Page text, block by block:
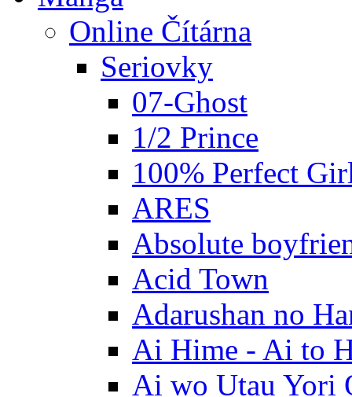
Online Čítárna
Seriovky
07-Ghost
1/2 Prince
100% Perfect
ARES
Absolute
Acid Town
Adarushan no
Ai Hime - Ai to
Ai wo Utau Yori